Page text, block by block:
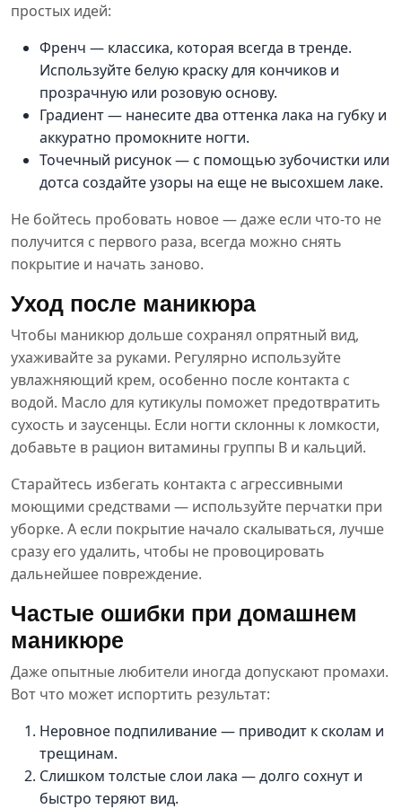
простых идей:
Френч — классика, которая всегда в тренде.
Используйте белую краску для кончиков и
прозрачную или розовую основу.
Градиент — нанесите два оттенка лака на губку и
аккуратно промокните ногти.
Точечный рисунок — с помощью зубочистки или
дотса создайте узоры на еще не высохшем лаке.
Не бойтесь пробовать новое — даже если что-то не
получится с первого раза, всегда можно снять
покрытие и начать заново.
Уход после маникюра
Чтобы маникюр дольше сохранял опрятный вид,
ухаживайте за руками. Регулярно используйте
увлажняющий крем, особенно после контакта с
водой. Масло для кутикулы поможет предотвратить
сухость и заусенцы. Если ногти склонны к ломкости,
добавьте в рацион витамины группы B и кальций.
Старайтесь избегать контакта с агрессивными
моющими средствами — используйте перчатки при
уборке. А если покрытие начало скалываться, лучше
сразу его удалить, чтобы не провоцировать
дальнейшее повреждение.
Частые ошибки при домашнем
маникюре
Даже опытные любители иногда допускают промахи.
Вот что может испортить результат:
Неровное подпиливание — приводит к сколам и
трещинам.
Слишком толстые слои лака — долго сохнут и
быстро теряют вид.